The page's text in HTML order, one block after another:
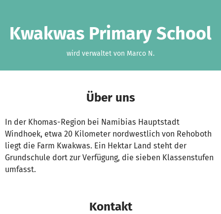
Kwakwas Primary School
wird verwaltet von Marco N.
Über uns
In der Khomas-Region bei Namibias Hauptstadt
Windhoek, etwa 20 Kilometer nordwestlich von Rehoboth
liegt die Farm Kwakwas. Ein Hektar Land steht der
Grundschule dort zur Verfügung, die sieben Klassenstufen
umfasst.
Kontakt